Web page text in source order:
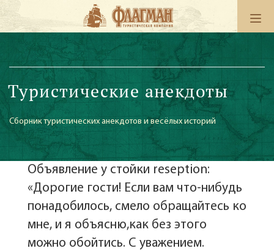
Туристические анекдоты
Сборник туристических анекдотов и весёлых историй
Объявление у стойки reseption:
«Дорогие гости! Если вам что-нибудь
понадобилось, смело обращайтесь ко
мне, и я объясню,как без этого
можно обойтись. С уважением.